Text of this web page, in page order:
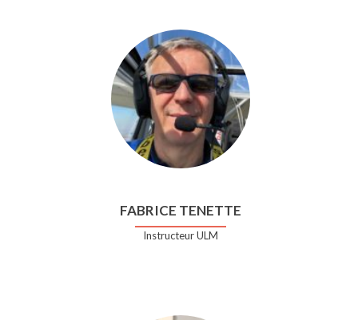
FABRICE TENETTE
Instructeur ULM